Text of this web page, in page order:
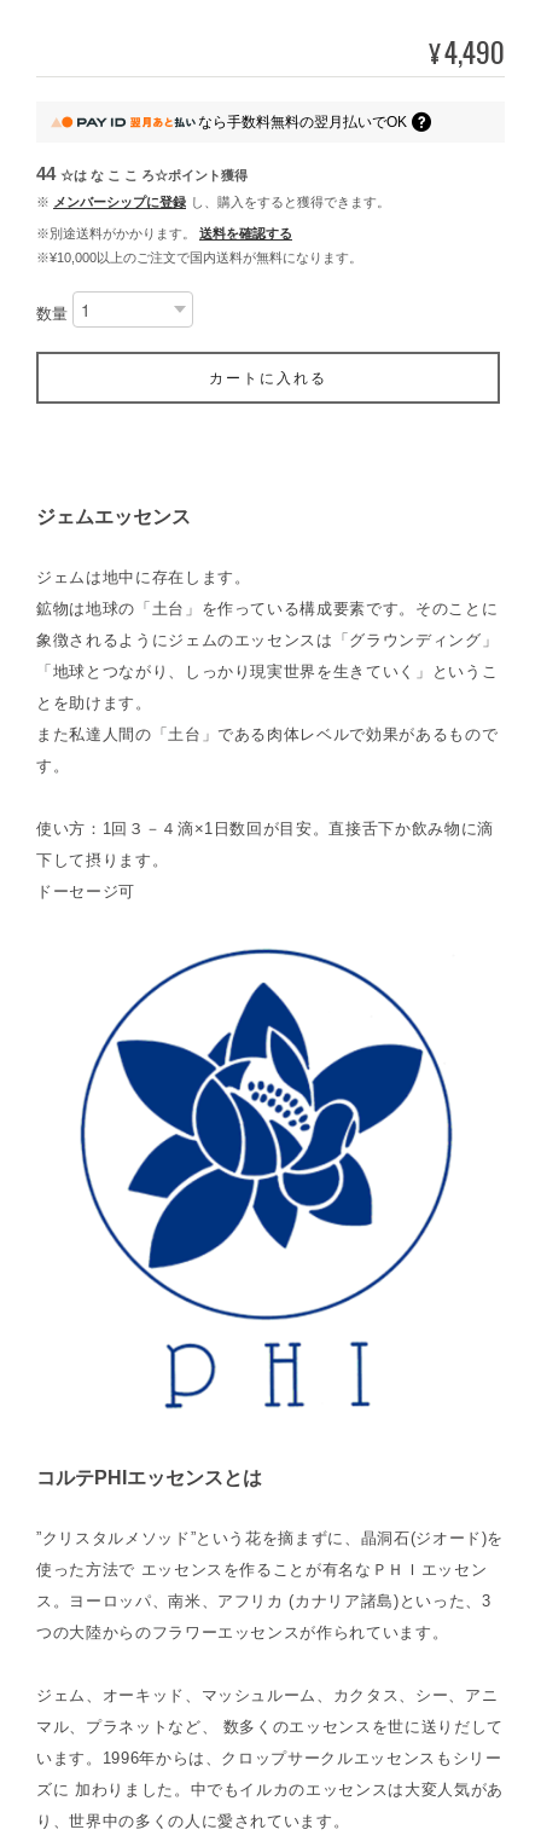
¥4,490
なら手数料無料の翌月払いでOK
44 ☆は な こ こ ろ☆ポイント獲得
※ メンバーシップに登録 し、購入をすると獲得できます。
※別途送料がかかります。
送料を確認する
※¥10,000以上のご注文で国内送料が無料になります。
数量
カートに入れる
ジェムエッセンス
ジェムは地中に存在します。
鉱物は地球の「土台」を作っている構成要素です。そのことに
象徴されるようにジェムのエッセンスは「グラウンディング」
「地球とつながり、しっかり現実世界を生きていく」というこ
とを助けます。
また私達人間の「土台」である肉体レベルで効果があるもので
す。
使い方：1回３－４滴×1日数回が目安。直接舌下か飲み物に滴
下して摂ります。
ドーセージ可
コルテPHIエッセンスとは
”クリスタルメソッド”という花を摘まずに、晶洞石(ジオード)を
使った方法で エッセンスを作ることが有名なＰＨＩエッセン
ス。ヨーロッパ、南米、アフリカ (カナリア諸島)といった、3
つの大陸からのフラワーエッセンスが作られています。
ジェム、オーキッド、マッシュルーム、カクタス、シー、アニ
マル、プラネットなど、 数多くのエッセンスを世に送りだして
います。1996年からは、クロップサークルエッセンスもシリー
ズに 加わりました。中でもイルカのエッセンスは大変人気があ
り、世界中の多くの人に愛されています。